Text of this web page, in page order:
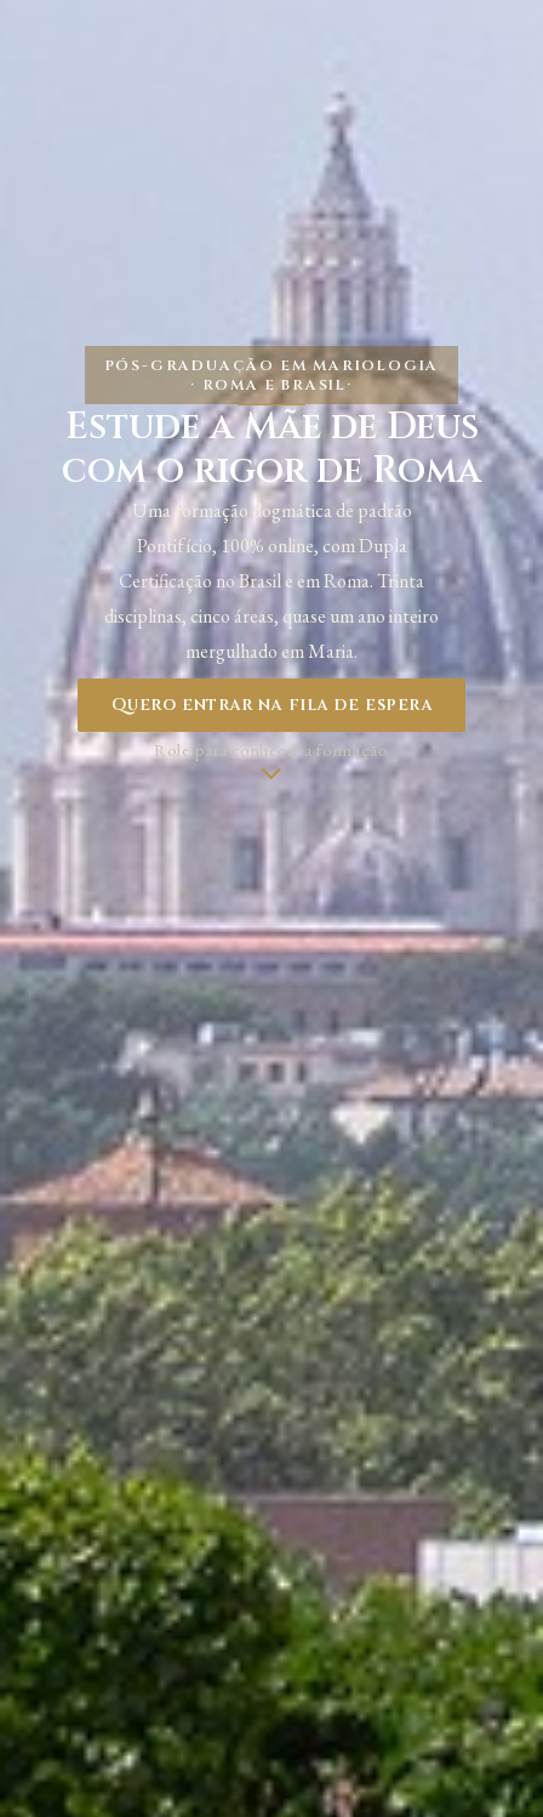
PÓS-GRADUAÇÃO EM MARIOLOGIA
· ROMA E BRASIL·
Estude a Mãe de Deus
com o rigor de Roma
Uma formação dogmática de padrão
Pontifício, 100% online, com Dupla
Certificação no Brasil e em Roma. Trinta
disciplinas, cinco áreas, quase um ano inteiro
mergulhado em Maria.
Quero entrar na fila de espera
Role para conhecer a formação